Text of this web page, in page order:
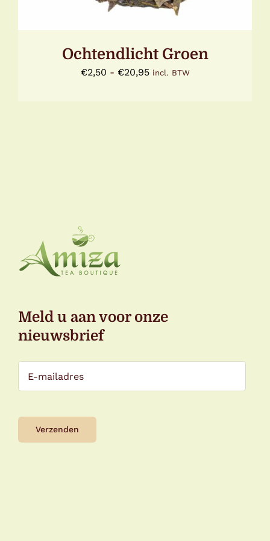
GEKOZEN
WORDEN
OP
PRODUCTPAGINA
Ochtendlicht Groen
€2,50 - €20,95Prijsklasse:
incl. BTW
Meld u aan voor onze
nieuwsbrief